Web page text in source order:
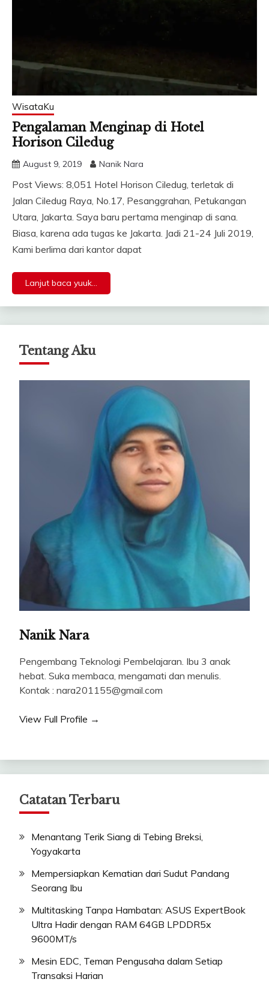
WisataKu
Pengalaman Menginap di Hotel
Horison Ciledug
August 9, 2019 Nanik Nara
Post Views: 8,051 Hotel Horison Ciledug, terletak di
Jalan Ciledug Raya, No.17, Pesanggrahan, Petukangan
Utara, Jakarta. Saya baru pertama menginap di sana.
Biasa, karena ada tugas ke Jakarta. Jadi 21-24 Juli 2019,
Kami berlima dari kantor dapat
Lanjut baca yuuk...
Tentang Aku
Nanik Nara
Pengembang Teknologi Pembelajaran. Ibu 3 anak
hebat. Suka membaca, mengamati dan menulis.
Kontak : nara201155@gmail.com
View Full Profile →
Catatan Terbaru
Menantang Terik Siang di Tebing Breksi,
Yogyakarta
Mempersiapkan Kematian dari Sudut Pandang
Seorang Ibu
Multitasking Tanpa Hambatan: ASUS ExpertBook
Ultra Hadir dengan RAM 64GB LPDDR5x
9600MT/s
Mesin EDC, Teman Pengusaha dalam Setiap
Transaksi Harian